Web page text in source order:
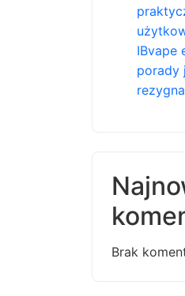
IBvape
porady
Brak